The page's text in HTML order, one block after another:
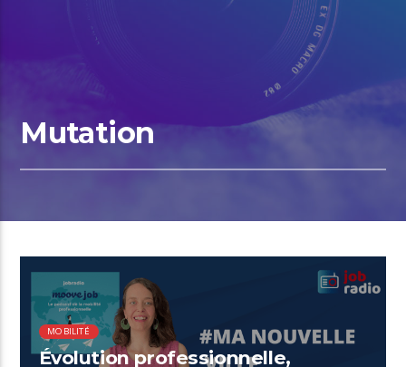
Mutation
00:31 READ TIME
MOBILITÉ
Évolution professionnelle,